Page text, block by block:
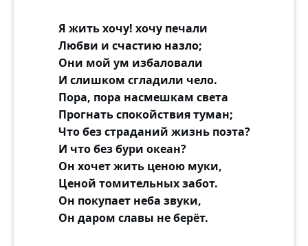
Я жить хочу! хочу печали
Любви и счастию назло;
Они мой ум избаловали
И слишком сгладили чело.
Пора, пора насмешкам света
Прогнать спокойствия туман;
Что без страданий жизнь поэта?
И что без бури океан?
Он хочет жить ценою муки,
Ценой томительных забот.
Он покупает неба звуки,
Он даром славы не берёт.